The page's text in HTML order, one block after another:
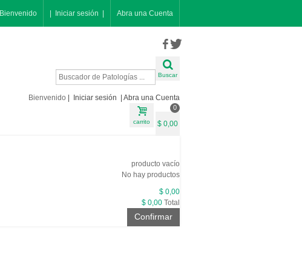
Bienvenido | Iniciar sesión | Abra una Cuenta
Buscar
Bienvenido | Iniciar sesión | Abra una Cuenta
carrito
0
$ 0,00
producto vacío
No hay productos
$ 0,00
$ 0,00 Total
Confirmar